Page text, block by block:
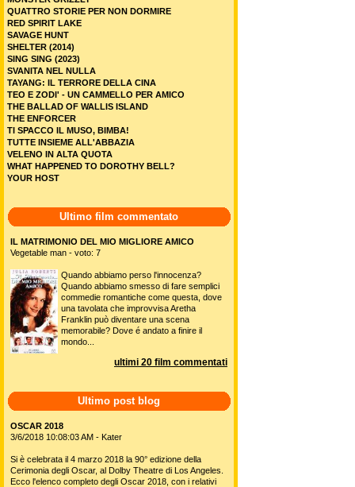
QUATTRO STORIE PER NON DORMIRE
RED SPIRIT LAKE
SAVAGE HUNT
SHELTER (2014)
SING SING (2023)
SVANITA NEL NULLA
TAYANG: IL TERRORE DELLA CINA
TEO E ZODI' - UN CAMMELLO PER AMICO
THE BALLAD OF WALLIS ISLAND
THE ENFORCER
TI SPACCO IL MUSO, BIMBA!
TUTTE INSIEME ALL'ABBAZIA
VELENO IN ALTA QUOTA
WHAT HAPPENED TO DOROTHY BELL?
YOUR HOST
Ultimo film commentato
IL MATRIMONIO DEL MIO MIGLIORE AMICO
Vegetable man - voto: 7
Quando abbiamo perso l'innocenza?
Quando abbiamo smesso di fare semplici
commedie romantiche come questa, dove
una tavolata che improvvisa Aretha
Franklin può diventare una scena
memorabile? Dove é andato a finire il
mondo...
ultimi 20 film commentati
Ultimo post blog
OSCAR 2018
3/6/2018 10:08:03 AM - Kater
Si è celebrata il 4 marzo 2018 la 90° edizione della
Cerimonia degli Oscar, al Dolby Theatre di Los Angeles.
Ecco l'elenco completo degli Oscar 2018, con i relativi